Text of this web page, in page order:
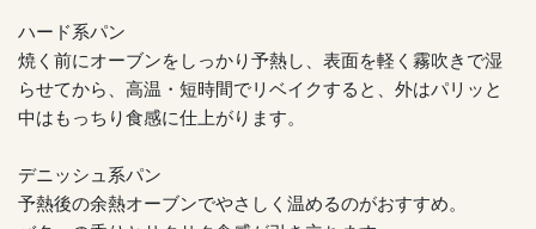
ハード系パン
焼く前にオーブンをしっかり予熱し、表面を軽く霧吹きで湿
らせてから、高温・短時間でリベイクすると、外はパリッと
中はもっちり食感に仕上がります。
デニッシュ系パン
予熱後の余熱オーブンでやさしく温めるのがおすすめ。